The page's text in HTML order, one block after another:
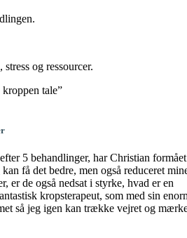
og ressourcer.
tale”
5 behandlinger, har Christian
få det bedre, men også reduceret
er de også nedsat i styrke, hvad er en
kropsterapeut, som med sin
så jeg igen kan trække vejret og